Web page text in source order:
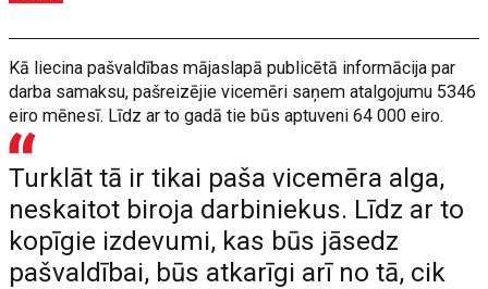
Kā liecina pašvaldības mājaslapā publicētā informācija par
darba samaksu, pašreizējie vicemēri saņem atalgojumu 5346
eiro mēnesī. Līdz ar to gadā tie būs aptuveni 64 000 eiro.
Turklāt tā ir tikai paša vicemēra alga,
neskaitot biroja darbiniekus. Līdz ar to
kopīgie izdevumi, kas būs jāsedz
pašvaldībai, būs atkarīgi arī no tā, cik